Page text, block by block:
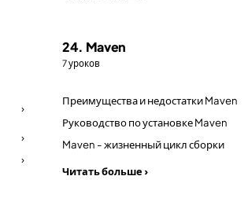
›
›
›
24. Maven
7 уроков
Преимущества и недостатки Maven
Руководство по установке Maven
Maven - жизненный цикл сборки
Читать больше ›